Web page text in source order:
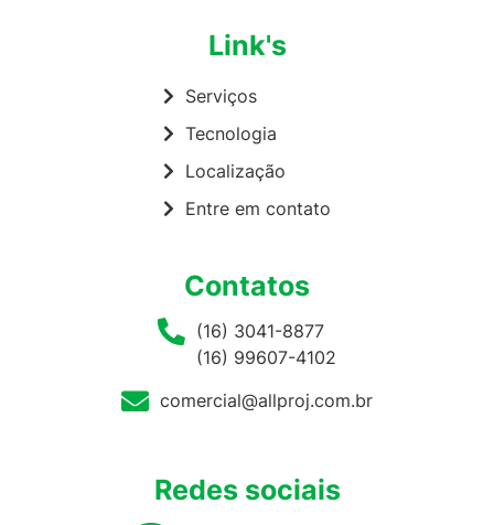
Link's
Serviços
Tecnologia
Localização
Entre em contato
Contatos
(16) 3041-8877
(16) 99607-4102
comercial@allproj.com.br
Redes sociais